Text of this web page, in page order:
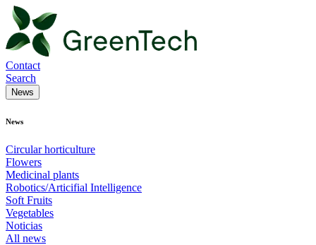
Contact
Search
News
News
Circular horticulture
Flowers
Medicinal plants
Robotics/Articifial Intelligence
Soft Fruits
Vegetables
Noticias
All news